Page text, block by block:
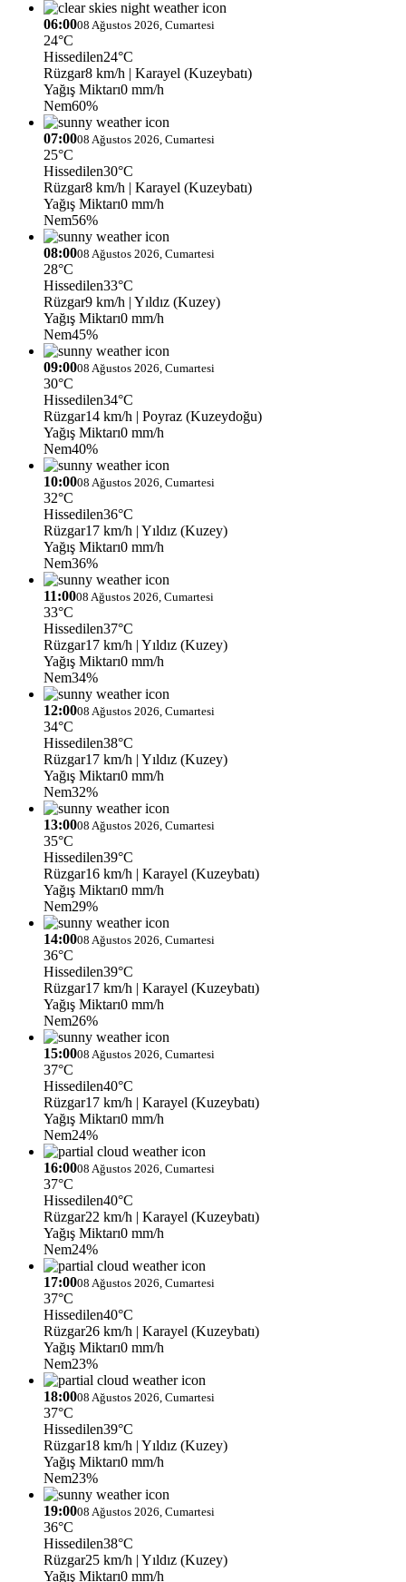
06:0008 Ağustos 2026, Cumartesi
24°C
Hissedilen24°C
Rüzgar8 km/h | Karayel (Kuzeybatı)
Yağış Miktarı0 mm/h
Nem60%
07:0008 Ağustos 2026, Cumartesi
25°C
Hissedilen30°C
Rüzgar8 km/h | Karayel (Kuzeybatı)
Yağış Miktarı0 mm/h
Nem56%
08:0008 Ağustos 2026, Cumartesi
28°C
Hissedilen33°C
Rüzgar9 km/h | Yıldız (Kuzey)
Yağış Miktarı0 mm/h
Nem45%
09:0008 Ağustos 2026, Cumartesi
30°C
Hissedilen34°C
Rüzgar14 km/h | Poyraz (Kuzeydoğu)
Yağış Miktarı0 mm/h
Nem40%
10:0008 Ağustos 2026, Cumartesi
32°C
Hissedilen36°C
Rüzgar17 km/h | Yıldız (Kuzey)
Yağış Miktarı0 mm/h
Nem36%
11:0008 Ağustos 2026, Cumartesi
33°C
Hissedilen37°C
Rüzgar17 km/h | Yıldız (Kuzey)
Yağış Miktarı0 mm/h
Nem34%
12:0008 Ağustos 2026, Cumartesi
34°C
Hissedilen38°C
Rüzgar17 km/h | Yıldız (Kuzey)
Yağış Miktarı0 mm/h
Nem32%
13:0008 Ağustos 2026, Cumartesi
35°C
Hissedilen39°C
Rüzgar16 km/h | Karayel (Kuzeybatı)
Yağış Miktarı0 mm/h
Nem29%
14:0008 Ağustos 2026, Cumartesi
36°C
Hissedilen39°C
Rüzgar17 km/h | Karayel (Kuzeybatı)
Yağış Miktarı0 mm/h
Nem26%
15:0008 Ağustos 2026, Cumartesi
37°C
Hissedilen40°C
Rüzgar17 km/h | Karayel (Kuzeybatı)
Yağış Miktarı0 mm/h
Nem24%
16:0008 Ağustos 2026, Cumartesi
37°C
Hissedilen40°C
Rüzgar22 km/h | Karayel (Kuzeybatı)
Yağış Miktarı0 mm/h
Nem24%
17:0008 Ağustos 2026, Cumartesi
37°C
Hissedilen40°C
Rüzgar26 km/h | Karayel (Kuzeybatı)
Yağış Miktarı0 mm/h
Nem23%
18:0008 Ağustos 2026, Cumartesi
37°C
Hissedilen39°C
Rüzgar18 km/h | Yıldız (Kuzey)
Yağış Miktarı0 mm/h
Nem23%
19:0008 Ağustos 2026, Cumartesi
36°C
Hissedilen38°C
Rüzgar25 km/h | Yıldız (Kuzey)
Yağış Miktarı0 mm/h